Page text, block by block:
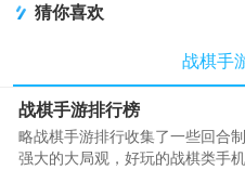
Legends)
猜你喜欢
战棋手
战棋手游排行榜
略战棋手游排行收集了一些回合
强大的大局观，好玩的战棋类手